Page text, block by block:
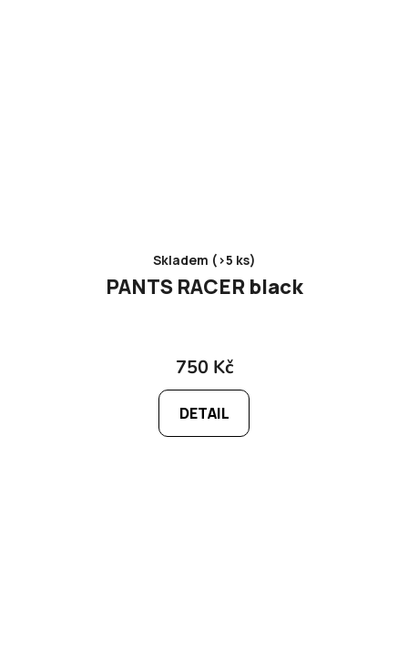
Skladem (>5 ks)
PANTS RACER black
750 Kč
DETAIL